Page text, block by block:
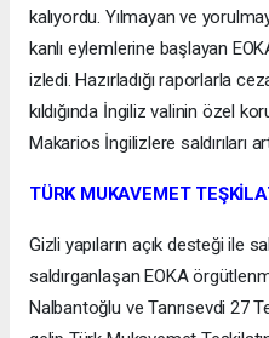
kalıyordu. Yılmayan ve
kanlı eylemlerine başlayan
izledi. Hazırladığı raporlarla
kıldığında İngiliz valinin özel
Makarios İngilizlere saldırıları
TÜRK MUKAVEMET
Gizli yapıların açık desteği ile
saldırganlaşan EOKA
Nalbantoğlu ve Tanrısevdi 27